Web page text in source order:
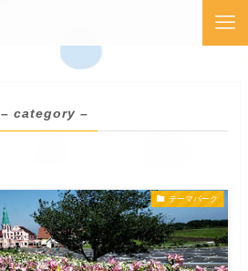
– category –
テーマパーク